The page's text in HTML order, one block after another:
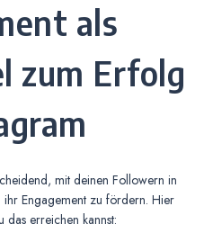
als
zum Erfolg
mit deinen Followern in
ihr Engagement zu fördern. Hier
das erreichen kannst: